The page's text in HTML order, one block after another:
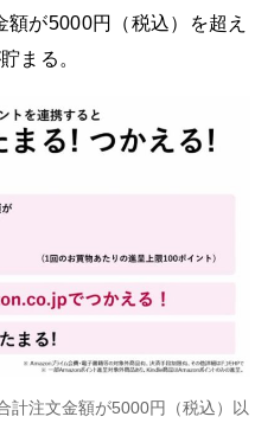
が5000円（税込）を超え
まる。
計注文金額が5000円（税込）以